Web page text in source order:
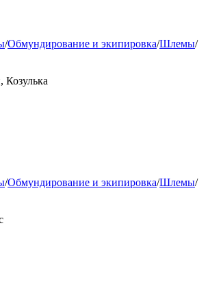
/Обмундирование и экипировка/Шлемы/
Козулька
/Обмундирование и экипировка/Шлемы/